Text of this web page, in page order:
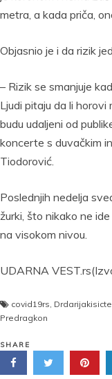
metra, a kada priča,
Objasnio je i da rizik
– Rizik se smanjuje
Ljudi pitaju da li horovi
budu udaljeni od
koncerte s duvačkim
Tiodorović.
Poslednjih nedelja
žurki, što nikako ne
na visokom nivou.
UDARNA
covid19rs,
Predragkon
SHARE